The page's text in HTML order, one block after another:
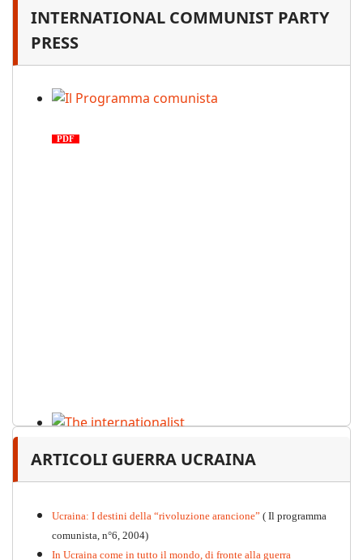
INTERNATIONAL COMMUNIST PARTY
PRESS
PDF
PDF n.12, 2026
ARTICOLI GUERRA UCRAINA
Ucraina: I destini della “rivoluzione arancione” ( Il programma
comunista, n°6, 2004)
In Ucraina come in tutto il mondo, di fronte alla guerra